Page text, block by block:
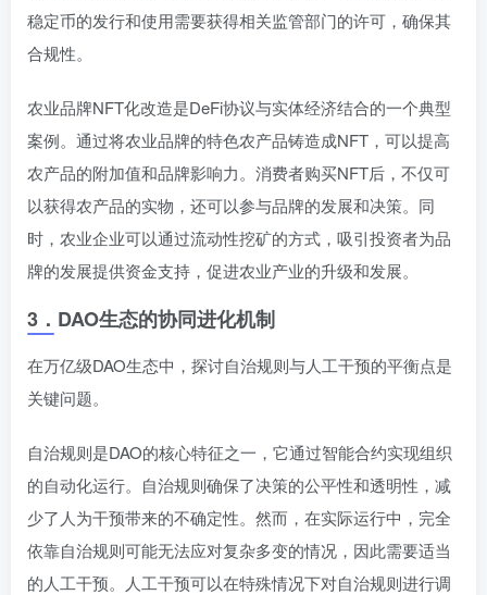
稳定币的发行和使用需要获得相关监管部门的许可，确保其
合规性。
农业品牌NFT化改造是DeFi协议与实体经济结合的一个典型
案例。通过将农业品牌的特色农产品铸造成NFT，可以提高
农产品的附加值和品牌影响力。消费者购买NFT后，不仅可
以获得农产品的实物，还可以参与品牌的发展和决策。同
时，农业企业可以通过流动性挖矿的方式，吸引投资者为品
牌的发展提供资金支持，促进农业产业的升级和发展。
3． DAO生态的协同进化机制
在万亿级DAO生态中，探讨自治规则与人工干预的平衡点是
关键问题。
自治规则是DAO的核心特征之一，它通过智能合约实现组织
的自动化运行。自治规则确保了决策的公平性和透明性，减
少了人为干预带来的不确定性。然而，在实际运行中，完全
依靠自治规则可能无法应对复杂多变的情况，因此需要适当
的人工干预。人工干预可以在特殊情况下对自治规则进行调